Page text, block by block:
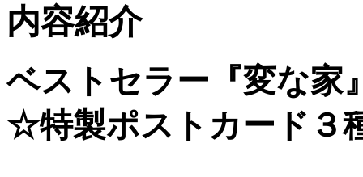
内容紹介
ベストセラー『変な家
☆特製ポストカード３